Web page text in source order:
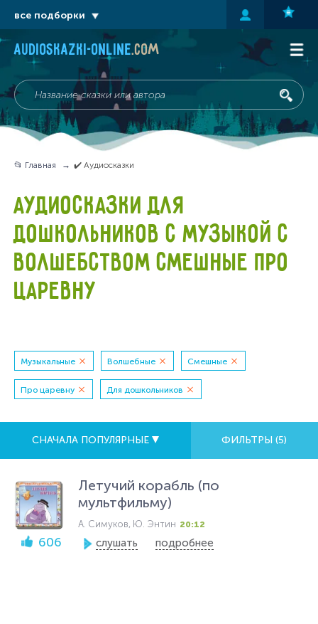
audioskazki-online.com
📂 Главная ✔️ Аудиосказки
АУДИОСКАЗКИ ДЛЯ
ДОШКОЛЬНИКОВ С МУЗЫКОЙ С
ВОЛШЕБСТВОМ СМЕШНЫЕ ПРО
ЦАРЕВНУ
Музыкальные Волшебные Смешные
Про царевну Для дошкольников
СНАЧАЛА ПОПУЛЯРНЫЕ ФИЛЬТРЫ (5)
606
Летучий корабль (по
мультфильму)
А. Симуков, Ю. Энтин 20:12
слушать подробнее
все подборки